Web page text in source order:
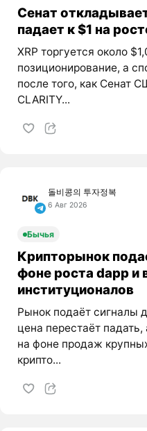
Сенат
падает к $1 на
XRP торгуется около
позиционирование, а
после того, как Сенат
CLARITY...
돌비콩의 투자정복
6 Авг 2026
Бычья
Крипторынок
фоне роста dapp и
институционалов
Рынок подаёт сигналы
цена перестаёт
на фоне продаж
крипто...